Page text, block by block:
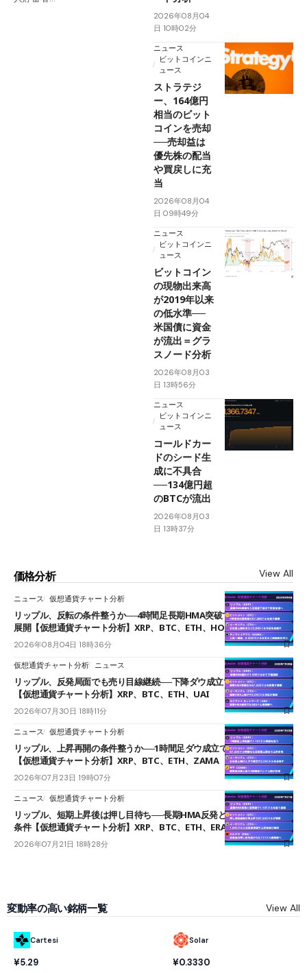
2026年08月04
日 10時02分
ニュース
ビットコインニ
ュース
ストラテジ
ー、164億円
相当のビット
コインを売却
──売却益は
優先株の配当
や買戻しに充
当
2026年08月04
日 09時49分
ニュース
ビットコインニ
ュース
ビットコイン
の現物出来高
が2019年以来
の低水準──
米国債に資金
が流出＝グラ
スノード分析
2026年08月03
日 13時56分
ニュース
ビットコインニ
ュース
コールドカー
ドのシード生
成に不具合
──134億円超
のBTCが流出
2026年08月03
日 13時37分
価格分析 View All
ニュース 仮想通貨チャート分析
リップル、反転の条件整うか──4時間足長期HMA突破で雲下端を目指す
展開【仮想通貨チャート分析】XRP、BTC、ETH、HOME
2026年08月04日 18時36分
仮想通貨チャート分析 ニュース
リップル、反発局面でも売り目線継続──下降ダウ成立で下値追う展開
【仮想通貨チャート分析】XRP、BTC、ETH、UAI
2026年07月30日 18時11分
ニュース 仮想通貨チャート分析
リップル、上昇再開の条件整うか──1時間足ダウ成立で1.185ドルを狙う
【仮想通貨チャート分析】XRP、BTC、ETH、ZAMA
2026年07月23日 19時07分
ニュース 仮想通貨チャート分析
リップル、短期上昇後は押し目待ち──長期HMA反発と雲上抜けが買い
条件【仮想通貨チャート分析】XRP、BTC、ETH、ERA
2026年07月21日 18時28分
変動率の高い銘柄一覧 View All
Cartesi
¥5.29
Solar
¥0.3330